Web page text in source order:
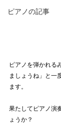
ピアノの記事
ピアノを弾かれる
ましょうね」と一
ます。
果たしてピアノ演
ょうか？